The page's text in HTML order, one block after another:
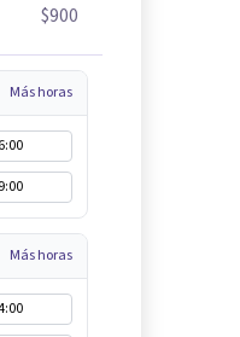
$900
Más horas
Más horas